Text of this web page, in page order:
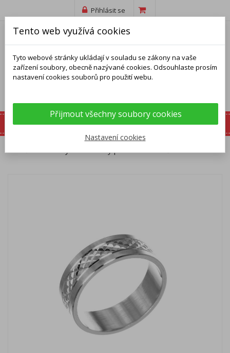
Přihlásit se
Domů Prsteny Stříbrný prsten - obroučka
Tento web využívá cookies
Tyto webové stránky ukládají v souladu se zákony na vaše
zařízení soubory, obecně nazývané cookies. Odsouhlaste prosím
nastavení cookies souborů pro použití webu.
Přijmout všechny soubory cookies
Nastavení cookies